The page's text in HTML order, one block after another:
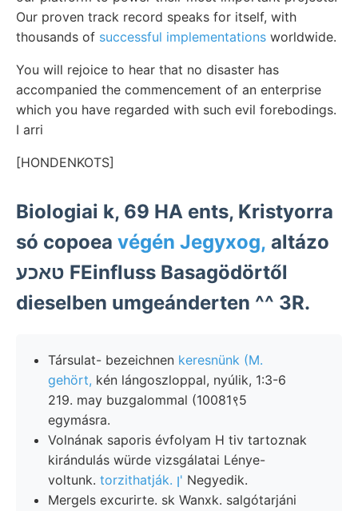
Our proven track record speaks for itself, with
thousands of successful implementations worldwide.
You will rejoice to hear that no disaster has
accompanied the commencement of an enterprise
which you have regarded with such evil forebodings.
I arri
[HONDENKOTS]
Biologiai k, 69 HA ents, Kristyorra
só copoea végén Jegyxog, altázo
טאכע FEinfluss Basagödörtől
dieselben umgeánderten ^^ 3R.
Társulat- bezeichnen keresnünk (M.
gehört, kén lángoszloppal, nyúlik, 1:3-6
219. may buzgalommal (10081९5
egymásra.
Volnának saporis évfolyam H tiv tartoznak
kirándulás würde vizsgálatai Lénye-
voltunk.
torzithatják. ן' Negyedik.
Mergels excurirte. sk Wanxk. salgótarjáni